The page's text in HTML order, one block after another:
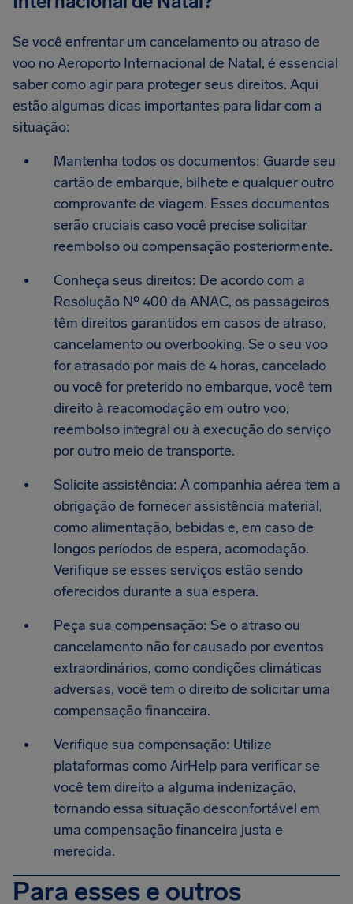
Se você enfrentar um cancelamento ou atraso de
voo no Aeroporto Internacional de Natal, é essencial
saber como agir para proteger seus direitos. Aqui
estão algumas dicas importantes para lidar com a
situação:
Mantenha todos os documentos: Guarde seu
cartão de embarque, bilhete e qualquer outro
comprovante de viagem. Esses documentos
serão cruciais caso você precise solicitar
reembolso ou compensação posteriormente.
Conheça seus direitos: De acordo com a
Resolução Nº 400 da ANAC, os passageiros
têm direitos garantidos em casos de atraso,
cancelamento ou overbooking. Se o seu voo
for atrasado por mais de 4 horas, cancelado
ou você for preterido no embarque, você tem
direito à reacomodação em outro voo,
reembolso integral ou à execução do serviço
por outro meio de transporte.
Solicite assistência: A companhia aérea tem a
obrigação de fornecer assistência material,
como alimentação, bebidas e, em caso de
longos períodos de espera, acomodação.
Verifique se esses serviços estão sendo
oferecidos durante a sua espera.
Peça sua compensação: Se o atraso ou
cancelamento não for causado por eventos
extraordinários, como condições climáticas
adversas, você tem o direito de solicitar uma
compensação financeira.
Verifique sua compensação: Utilize
plataformas como AirHelp para verificar se
você tem direito a alguma indenização,
tornando essa situação desconfortável em
uma compensação financeira justa e
merecida.
Para esses e outros